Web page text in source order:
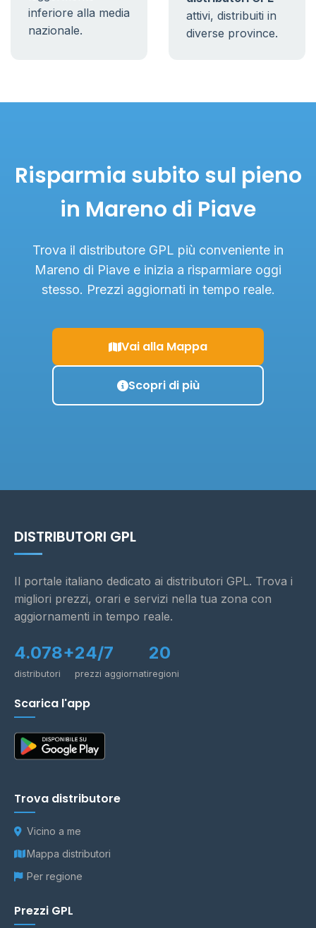
inferiore alla media
nazionale.
attivi, distribuiti in
diverse province.
Risparmia subito sul pieno
in Mareno di Piave
Trova il distributore GPL più conveniente in
Mareno di Piave e inizia a risparmiare oggi
stesso. Prezzi aggiornati in tempo reale.
Vai alla Mappa
Scopri di più
DISTRIBUTORI GPL
Il portale italiano dedicato ai distributori GPL. Trova i
migliori prezzi, orari e servizi nella tua zona con
aggiornamenti in tempo reale.
4.078+
distributori
24/7
prezzi aggiornati
20
regioni
Scarica l'app
Trova distributore
Vicino a me
Mappa distributori
Per regione
Prezzi GPL